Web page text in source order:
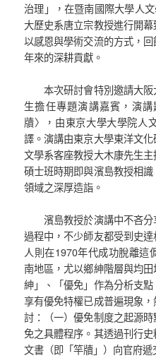
治理」，在暨南國際大學人
大歷史系唐立宗教授進行開
以感恩與學術交流的方式，
年來的深耕貢獻。
本次研討會特別邀請大阪
生擔任專題演講嘉賓，演
牘〉，由東京大學大學院人
譯。演講由東京大學東洋文
文學系客座教授大木康先生
碩士班時期即與濱島教授相
領域之深厚造詣。
濱島教授於演講中不吝分
過程中，不少師友都受到史
人則在1970年代成功脫離這
南地區，尤以鄉紳階層與均
紳」、「優免」作為分析支
享有優免特權已成普遍現象
討：（一）優免制度之起源
免之具體程序。其透過刊行
文書（即「竿牘」）向官府遞